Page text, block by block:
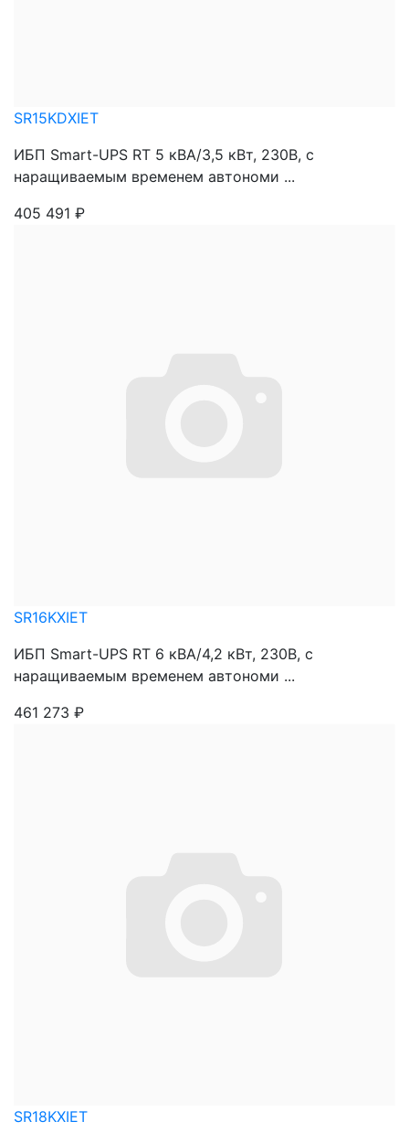
SR15KDXIET
ИБП Smart-UPS RT 5 кВА/3,5 кВт, 230В, с
наращиваемым временем автономи ...
405 491 ₽
SR16KXIET
ИБП Smart-UPS RT 6 кВА/4,2 кВт, 230В, с
наращиваемым временем автономи ...
461 273 ₽
SR18KXIET